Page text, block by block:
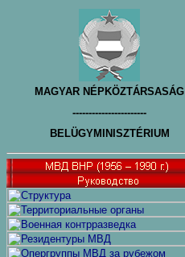
MAGYAR NÉPKÖZTÁRSASÁG
-----------------------
BELÜGYMINISZTÉRIUM